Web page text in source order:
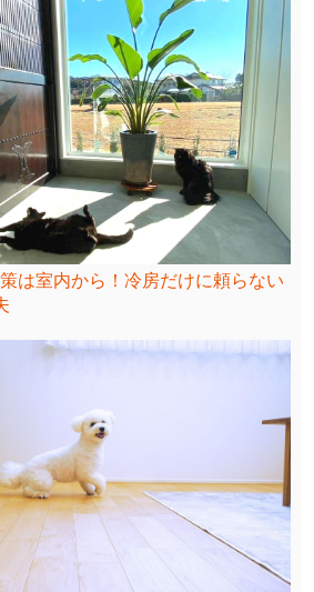
は室内から！冷房だけに頼らない